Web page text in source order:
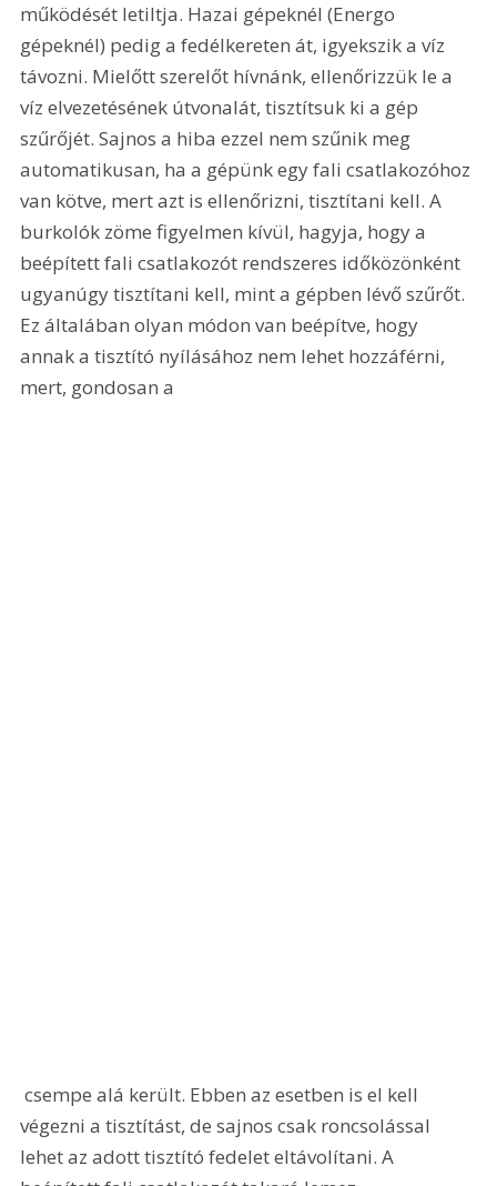
működését letiltja. Hazai gépeknél (Energo
gépeknél) pedig a fedélkereten át, igyekszik a víz
távozni. Mielőtt szerelőt hívnánk, ellenőrizzük le a
víz elvezetésének útvonalát, tisztítsuk ki a gép
szűrőjét. Sajnos a hiba ezzel nem szűnik meg
automatikusan, ha a gépünk egy fali csatlakozóhoz
van kötve, mert azt is ellenőrizni, tisztítani kell. A
burkolók zöme figyelmen kívül, hagyja, hogy a
beépített fali csatlakozót rendszeres időközönként
ugyanúgy tisztítani kell, mint a gépben lévő szűrőt.
Ez általában olyan módon van beépítve, hogy
annak a tisztító nyílásához nem lehet hozzáférni,
mert, gondosan a
csempe alá került. Ebben az esetben is el kell
végezni a tisztítást, de sajnos csak roncsolással
lehet az adott tisztító fedelet eltávolítani. A